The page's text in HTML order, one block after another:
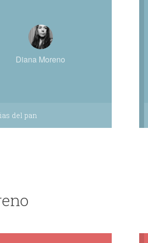
Diana Moreno
del pan